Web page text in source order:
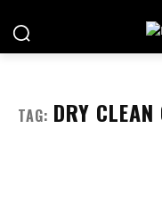
TAG: DRY CLEAN